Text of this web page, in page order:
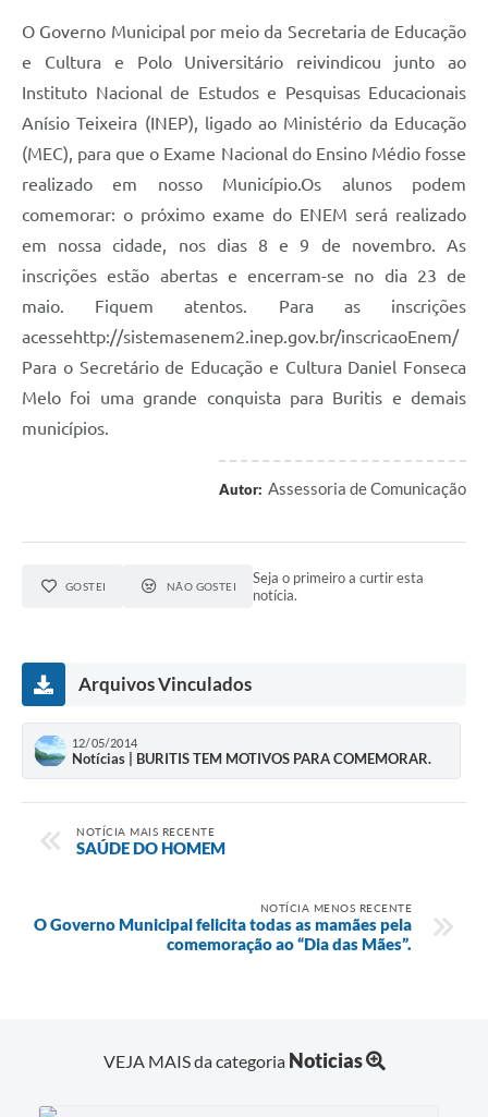
O Governo Municipal por meio da Secretaria de Educação
e Cultura e Polo Universitário reivindicou junto ao
Instituto Nacional de Estudos e Pesquisas Educacionais
Anísio Teixeira (INEP), ligado ao Ministério da Educação
(MEC), para que o Exame Nacional do Ensino Médio fosse
realizado em nosso Município.Os alunos podem
comemorar: o próximo exame do ENEM será realizado
em nossa cidade, nos dias 8 e 9 de novembro. As
inscrições estão abertas e encerram-se no dia 23 de
maio. Fiquem atentos. Para as inscrições
acessehttp://sistemasenem2.inep.gov.br/inscricaoEnem/
Para o Secretário de Educação e Cultura Daniel Fonseca
Melo foi uma grande conquista para Buritis e demais
municípios.
Autor: Assessoria de Comunicação
GOSTEI NÃO GOSTEI
Seja o primeiro a curtir esta
notícia.
Arquivos Vinculados
12/05/2014
Notícias | BURITIS TEM MOTIVOS PARA COMEMORAR.
NOTÍCIA MAIS RECENTE
SAÚDE DO HOMEM
NOTÍCIA MENOS RECENTE
O Governo Municipal felicita todas as mamães pela
comemoração ao “Dia das Mães”.
VEJA MAIS da categoria Noticias